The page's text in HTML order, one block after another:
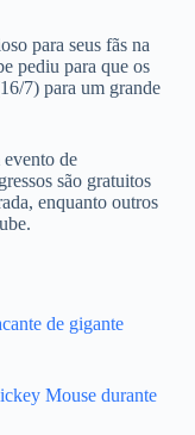
para seus fãs na
pediu para que os
7) para um grande
de
são gratuitos
enquanto outros
de gigante
Mouse durante